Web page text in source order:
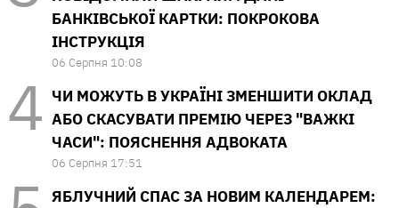
БАНКІВСЬКОЇ КАРТКИ: ПОКРОКОВА
ІНСТРУКЦІЯ
06 Серпня 10:08
ЧИ МОЖУТЬ В УКРАЇНІ ЗМЕНШИТИ ОКЛАД
АБО СКАСУВАТИ ПРЕМІЮ ЧЕРЕЗ "ВАЖКІ
ЧАСИ": ПОЯСНЕННЯ АДВОКАТА
06 Серпня 17:51
ЯБЛУЧНИЙ СПАС ЗА НОВИМ КАЛЕНДАРЕМ: